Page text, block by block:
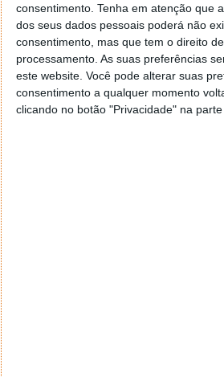
consentimento. Tenha em atenção que
dos seus dados pessoais poderá não
consentimento, mas que tem o direito
processamento. As suas preferências
este website. Você pode alterar suas
consentimento a qualquer momento
clicando no botão "Privacidade" na
Na prática, a superfície do
incorporar pontos catalíticos que
essa região. Esse processo
uma camada inorgânica
Essacamada funciona como um
. Protege a bateria contra